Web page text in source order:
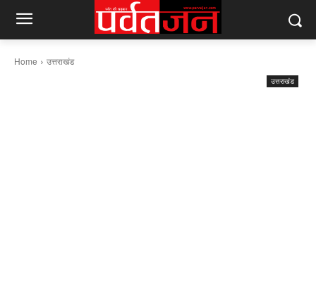
Home उत्तराखंड
उत्तराखंड